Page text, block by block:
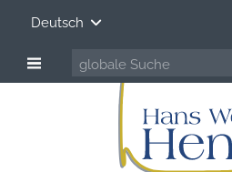
Deutsch